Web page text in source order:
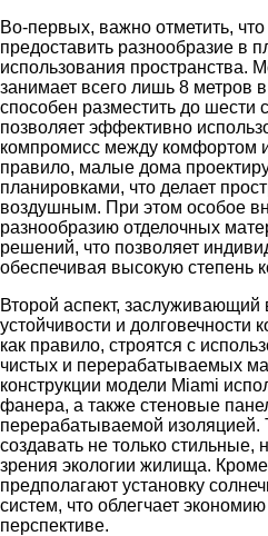
Во-первых, важно отметить, что
предоставить разнообразие в
использования пространства.
занимает всего лишь 8 метров
способен разместить до шести
позволяет эффективно
компромисс между комфортом
правило, малые дома
планировками, что делает
воздушным. При этом особое
разнообразию отделочных
решений, что позволяет
обеспечивая высокую степень
Второй аспект, заслуживающий
устойчивости и долговечности
как правило, строятся с
чистых и перерабатываемых
конструкции модели Miami
фанера, а также стеновые
перерабатываемой
создавать не только стильные,
зрения экологии жилища.
предполагают установку
систем, что облегчает
перспективе.